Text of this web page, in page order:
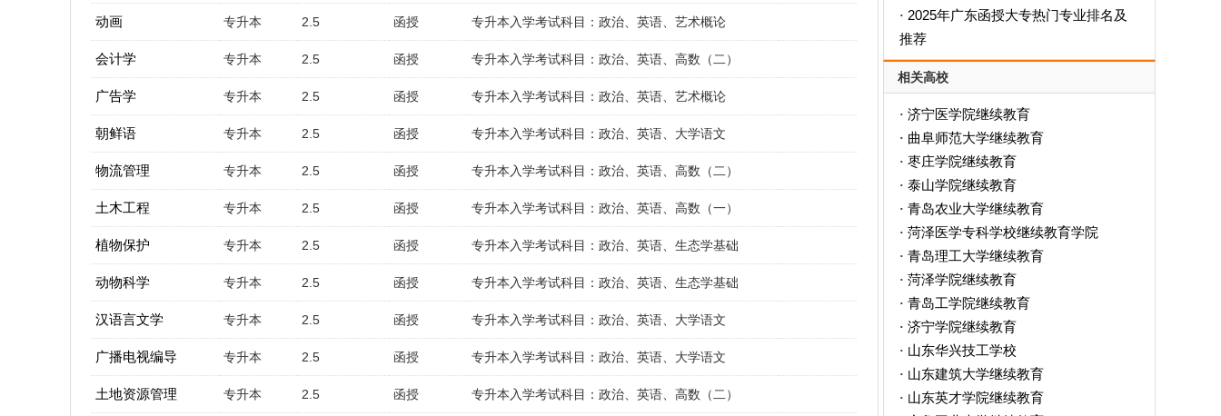
动画 专升本 2.5 函授 专升本入学考试科目：政治、英语、艺术概论
会计学 专升本 2.5 函授 专升本入学考试科目：政治、英语、高数（二）
广告学 专升本 2.5 函授 专升本入学考试科目：政治、英语、艺术概论
朝鲜语 专升本 2.5 函授 专升本入学考试科目：政治、英语、大学语文
物流管理 专升本 2.5 函授 专升本入学考试科目：政治、英语、高数（二）
土木工程 专升本 2.5 函授 专升本入学考试科目：政治、英语、高数（一）
植物保护 专升本 2.5 函授 专升本入学考试科目：政治、英语、生态学基础
动物科学 专升本 2.5 函授 专升本入学考试科目：政治、英语、生态学基础
汉语言文学 专升本 2.5 函授 专升本入学考试科目：政治、英语、大学语文
广播电视编导 专升本 2.5 函授 专升本入学考试科目：政治、英语、大学语文
土地资源管理 专升本 2.5 函授 专升本入学考试科目：政治、英语、高数（二）
· 2025年广东函授大专热门专业排名及
推荐
相关高校
· 济宁医学院继续教育
· 曲阜师范大学继续教育
· 枣庄学院继续教育
· 泰山学院继续教育
· 青岛农业大学继续教育
· 菏泽医学专科学校继续教育学院
· 青岛理工大学继续教育
· 菏泽学院继续教育
· 青岛工学院继续教育
· 济宁学院继续教育
· 山东华兴技工学校
· 山东建筑大学继续教育
· 山东英才学院继续教育